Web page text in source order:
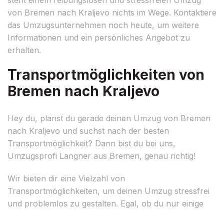
von Bremen nach Kraljevo nichts im Wege. Kontaktiere
das Umzugsunternehmen noch heute, um weitere
Informationen und ein persönliches Angebot zu
erhalten.
Transportmöglichkeiten von
Bremen nach Kraljevo
Hey du, planst du gerade deinen Umzug von Bremen
nach Kraljevo und suchst nach der besten
Transportmöglichkeit? Dann bist du bei uns,
Umzugsprofi Langner aus Bremen, genau richtig!
Wir bieten dir eine Vielzahl von
Transportmöglichkeiten, um deinen Umzug stressfrei
und problemlos zu gestalten. Egal, ob du nur einige